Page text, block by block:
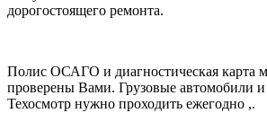
дорогостоящего ремонта.
Полис ОСАГО и диагностическая карта
проверены Вами. Грузовые автомобили
Техосмотр нужно проходить ежегодно ,.